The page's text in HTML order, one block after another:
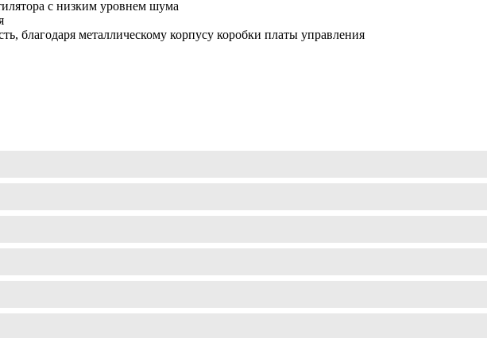
с низким уровнем шума
благодаря металлическому корпусу коробки платы управления